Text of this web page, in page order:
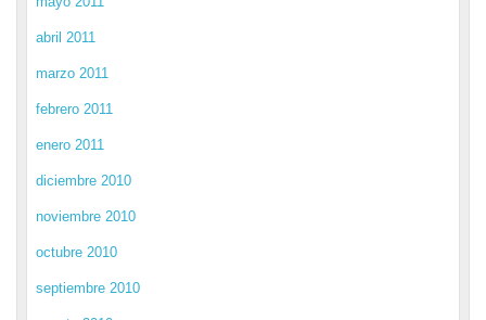
abril 2011
marzo 2011
febrero 2011
enero 2011
diciembre 2010
noviembre 2010
octubre 2010
septiembre 2010